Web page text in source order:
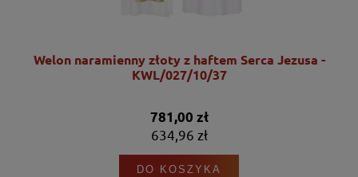
Welon naramienny złoty z haftem Serca Jezusa -
KWL/027/10/37
781,00 zł
634,96 zł
DO KOSZYKA